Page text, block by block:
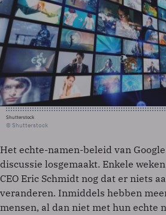
Shutterstock
© Shutterstock
Het echte-namen-beleid van
discussie losgemaakt. Enkele
CEO Eric Schmidt nog dat er niets
veranderen. Inmiddels hebben
mensen, al dan niet met hun echte